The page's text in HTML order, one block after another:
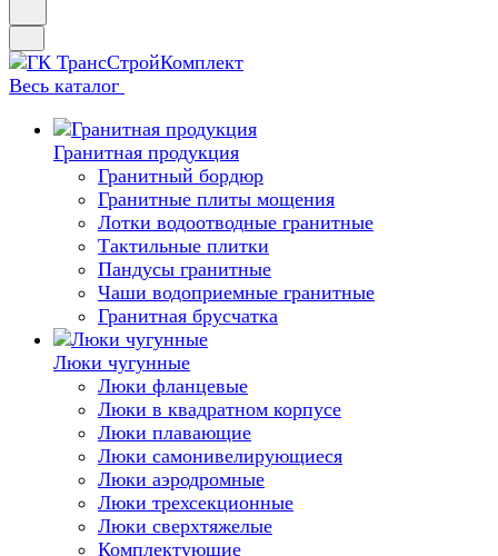
Весь каталог
Гранитная продукция
Гранитный бордюр
Гранитные плиты мощения
Лотки водоотводные гранитные
Тактильные плитки
Пандусы гранитные
Чаши водоприемные гранитные
Гранитная брусчатка
Люки чугунные
Люки фланцевые
Люки в квадратном корпусе
Люки плавающие
Люки самонивелирующиеся
Люки аэродромные
Люки трехсекционные
Люки сверхтяжелые
Комплектующие